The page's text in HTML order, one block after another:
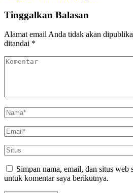
Tinggalkan Balasan
Alamat email Anda tidak akan
ditandai *
Simpan nama, email, dan situs web
untuk komentar saya berikutnya.